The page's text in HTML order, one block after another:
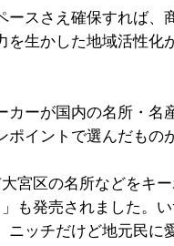
スさえ確保すれば、
生かした地域活性化
ーが国内の名所・名
イントで選んだもの
宮区の名所などをキ
も発売されました。
ッチだけど地元民に